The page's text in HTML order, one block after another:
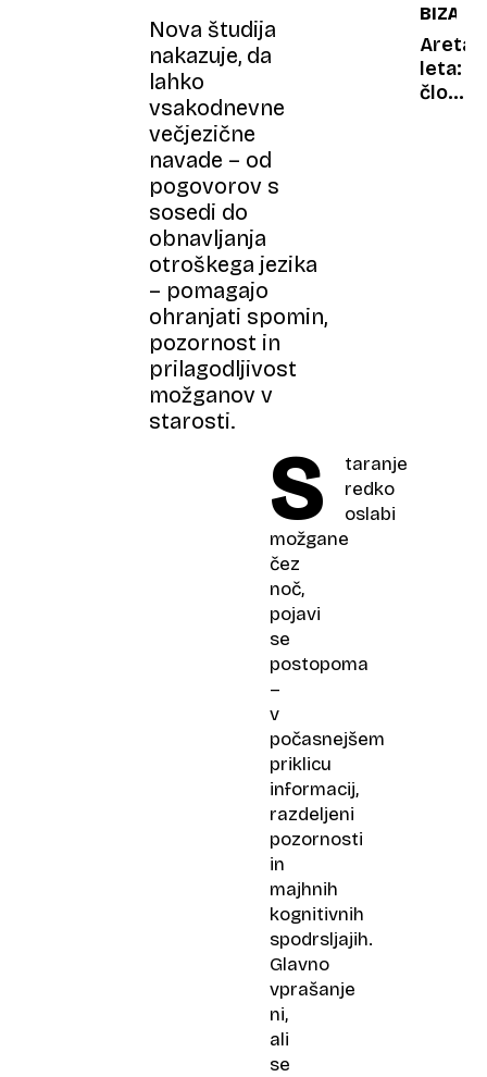
Nova študija
nakazuje, da
lahko
vsakodnevne
večjezične
navade – od
pogovorov s
sosedi do
obnavljanja
otroškega jezika
– pomagajo
ohranjati spomin,
pozornost in
prilagodljivost
možganov v
starosti.
S
taranje
redko
oslabi
možgane
čez
noč,
pojavi
se
postopoma
–
v
počasnejšem
priklicu
informacij,
razdeljeni
pozornosti
in
majhnih
kognitivnih
spodrsljajih.
Glavno
vprašanje
ni,
ali
se
dlake
tablico
leta:
človek